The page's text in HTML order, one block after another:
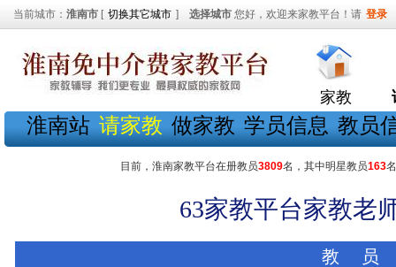
当前城市： 淮南市 [ 切换其它城市 ] 选择城市 您好，欢迎来家教平台！请 登录
家教
淮南站 请家教 做家教 学员信息 教员
目前，淮南家教平台在册教员3809名，其中明星教员163
63家教平台家教老
教 员